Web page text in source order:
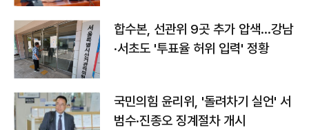
합수본, 선관위 9곳 추가 압색…강남
·서초도 '투표율 허위 입력' 정황
국민의힘 윤리위, '돌려차기 실언' 서
범수·진종오 징계절차 개시